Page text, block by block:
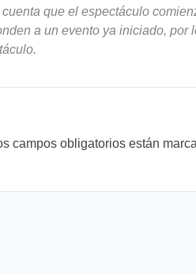
que el espectáculo
a un evento ya iniciado,
campos obligatorios están